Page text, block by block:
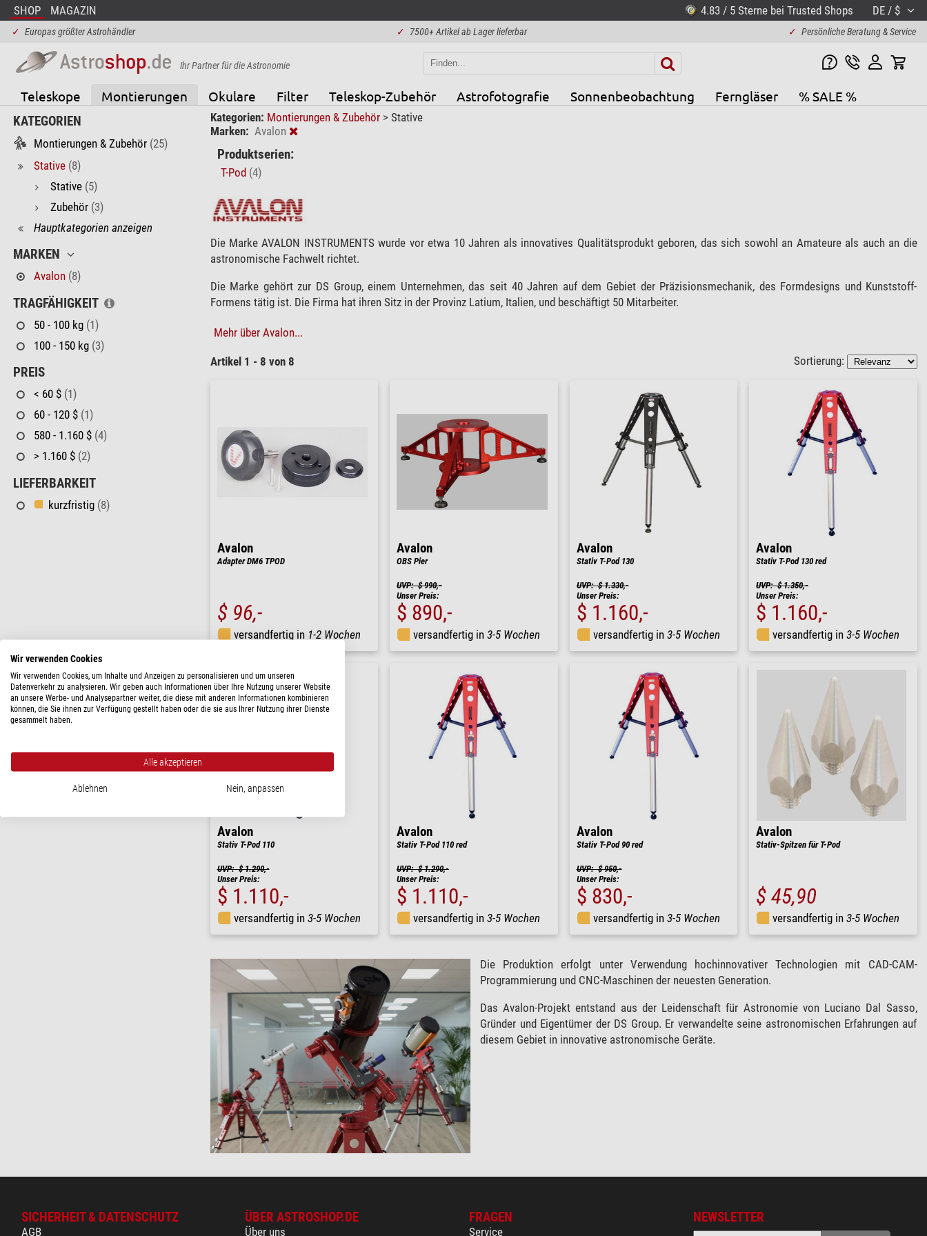
SHOP MAGAZIN 4.83 / 5 Sterne bei Trusted Shops DE / $
✓ Europas größter Astrohändler ✓ 7500+ Artikel ab Lager lieferbar ✓ Persönliche Beratung & Service
Ihr Partner für die Astronomie
Teleskope Montierungen Okulare Filter Teleskop-Zubehör Astrofotografie Sonnenbeobachtung Ferngläser % SALE %
KATEGORIEN
Montierungen & Zubehör (25)
Stative (8)
Stative (5)
Zubehör (3)
Hauptkategorien anzeigen
MARKEN
Avalon (8)
TRAGFÄHIGKEIT
50 - 100 kg (1)
100 - 150 kg (3)
PREIS
< 60 $ (1)
60 - 120 $ (1)
580 - 1.160 $ (4)
> 1.160 $ (2)
LIEFERBARKEIT
kurzfristig (8)
Kategorien: Montierungen & Zubehör > Stative
Marken: Avalon
Produktserien:
T-Pod (4)
Die Marke AVALON INSTRUMENTS wurde vor etwa 10 Jahren als innovatives Qualitätsprodukt geboren, das sich sowohl an Amateure als auch an die
astronomische Fachwelt richtet.
Die Marke gehört zur DS Group, einem Unternehmen, das seit 40 Jahren auf dem Gebiet der Präzisionsmechanik, des Formdesigns und Kunststoff-
Formens tätig ist. Die Firma hat ihren Sitz in der Provinz Latium, Italien, und beschäftigt 50 Mitarbeiter.
Mehr über Avalon...
Artikel 1 - 8 von 8 Sortierung:
Avalon
Adapter DM6 TPOD
$ 96,-
versandfertig in 1-2 Wochen
Avalon
OBS Pier
UVP: $ 990,-
Unser Preis:
$ 890,-
versandfertig in 3-5 Wochen
Avalon
Stativ T-Pod 130
UVP: $ 1.330,-
Unser Preis:
$ 1.160,-
versandfertig in 3-5 Wochen
Avalon
Stativ T-Pod 130 red
UVP: $ 1.350,-
Unser Preis:
$ 1.160,-
versandfertig in 3-5 Wochen
Avalon
Stativ T-Pod 110
UVP: $ 1.290,-
Unser Preis:
$ 1.110,-
versandfertig in 3-5 Wochen
Avalon
Stativ T-Pod 110 red
UVP: $ 1.290,-
Unser Preis:
$ 1.110,-
versandfertig in 3-5 Wochen
Avalon
Stativ T-Pod 90 red
UVP: $ 950,-
Unser Preis:
$ 830,-
versandfertig in 3-5 Wochen
Avalon
Stativ-Spitzen für T-Pod
$ 45,90
versandfertig in 3-5 Wochen
Die Produktion erfolgt unter Verwendung hochinnovativer Technologien mit CAD-CAM-
Programmierung und CNC-Maschinen der neuesten Generation.
Das Avalon-Projekt entstand aus der Leidenschaft für Astronomie von Luciano Dal Sasso,
Gründer und Eigentümer der DS Group. Er verwandelte seine astronomischen Erfahrungen auf
diesem Gebiet in innovative astronomische Geräte.
SICHERHEIT & DATENSCHUTZ
AGB
ÜBER ASTROSHOP.DE
Über uns
FRAGEN
Service
NEWSLETTER
Wir verwenden Cookies
Wir verwenden Cookies, um Inhalte und Anzeigen zu personalisieren und um unseren
Datenverkehr zu analysieren. Wir geben auch Informationen über Ihre Nutzung unserer Website
an unsere Werbe- und Analysepartner weiter, die diese mit anderen Informationen kombinieren
können, die Sie ihnen zur Verfügung gestellt haben oder die sie aus Ihrer Nutzung ihrer Dienste
gesammelt haben.
Alle akzeptieren
Ablehnen Nein, anpassen